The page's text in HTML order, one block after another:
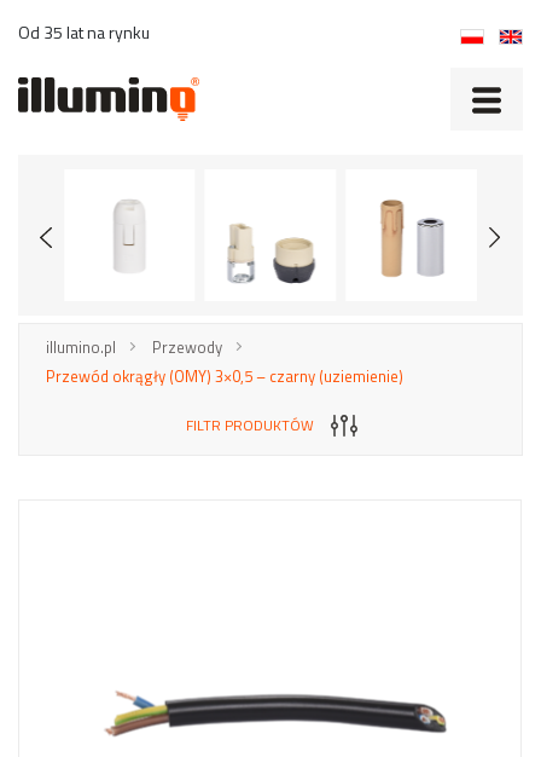
Od 35 lat na rynku
illumino.pl
Przewody
Przewód okrągły (OMY) 3×0,5 – czarny (uziemienie)
FILTR PRODUKTÓW